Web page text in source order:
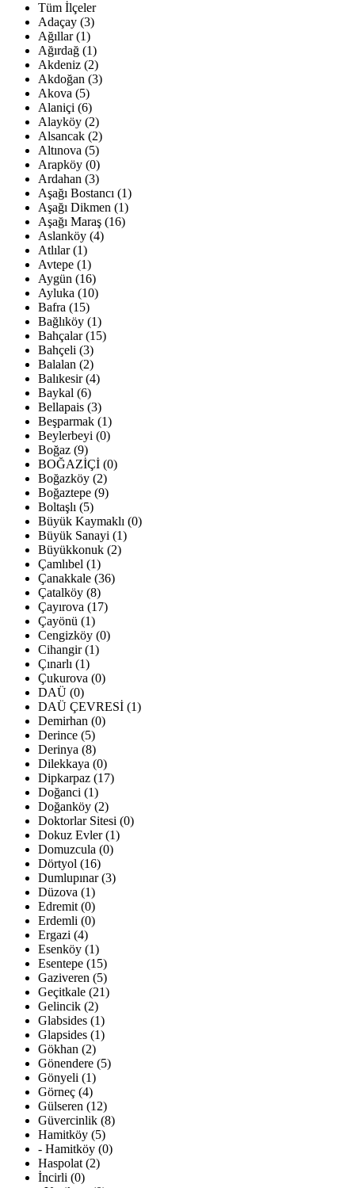
Tüm İlçeler
Adaçay (3)
Ağıllar (1)
Ağırdağ (1)
Akdeniz (2)
Akdoğan (3)
Akova (5)
Alaniçi (6)
Alayköy (2)
Alsancak (2)
Altınova (5)
Arapköy (0)
Ardahan (3)
Aşağı Bostancı (1)
Aşağı Dikmen (1)
Aşağı Maraş (16)
Aslanköy (4)
Atlılar (1)
Avtepe (1)
Aygün (16)
Ayluka (10)
Bafra (15)
Bağlıköy (1)
Bahçalar (15)
Bahçeli (3)
Balalan (2)
Balıkesir (4)
Baykal (6)
Bellapais (3)
Beşparmak (1)
Beylerbeyi (0)
Boğaz (9)
BOĞAZİÇİ (0)
Boğazköy (2)
Boğaztepe (9)
Boltaşlı (5)
Büyük Kaymaklı (0)
Büyük Sanayi (1)
Büyükkonuk (2)
Çamlıbel (1)
Çanakkale (36)
Çatalköy (8)
Çayırova (17)
Çayönü (1)
Cengizköy (0)
Cihangir (1)
Çınarlı (1)
Çukurova (0)
DAÜ (0)
DAÜ ÇEVRESİ (1)
Demirhan (0)
Derince (5)
Derinya (8)
Dilekkaya (0)
Dipkarpaz (17)
Doğanci (1)
Doğanköy (2)
Doktorlar Sitesi (0)
Dokuz Evler (1)
Domuzcula (0)
Dörtyol (16)
Dumlupınar (3)
Düzova (1)
Edremit (0)
Erdemli (0)
Ergazi (4)
Esenköy (1)
Esentepe (15)
Gaziveren (5)
Geçitkale (21)
Gelincik (2)
Glabsides (1)
Glapsides (1)
Gökhan (2)
Gönendere (5)
Gönyeli (1)
Görneç (4)
Gülseren (12)
Güvercinlik (8)
Hamitköy (5)
- Hamitköy (0)
Haspolat (2)
İncirli (0)